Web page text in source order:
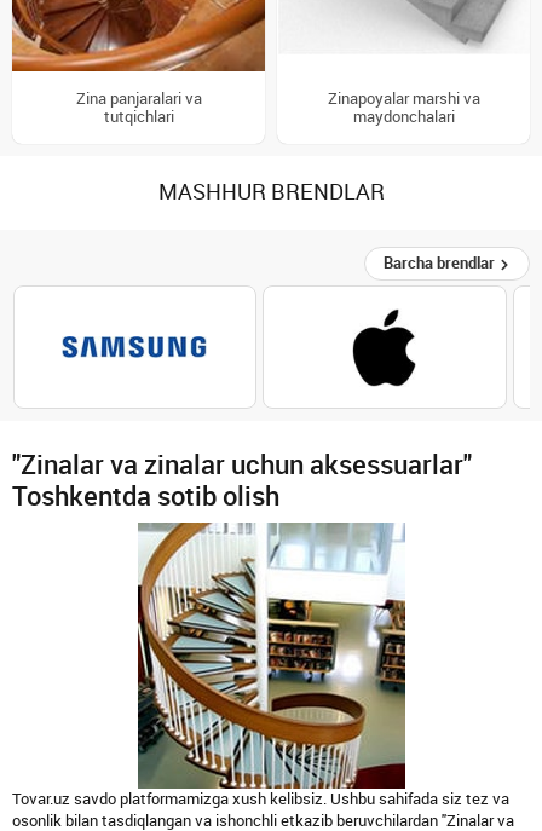
Zina panjaralari va
tutqichlari
Zinapoyalar marshi va
maydonchalari
MASHHUR BRENDLAR
Barcha brendlar
"Zinalar va zinalar uchun aksessuarlar"
Toshkentda sotib olish
Tovar.uz savdo platformamizga xush kelibsiz. Ushbu sahifada siz tez va
osonlik bilan tasdiqlangan va ishonchli etkazib beruvchilardan "Zinalar va